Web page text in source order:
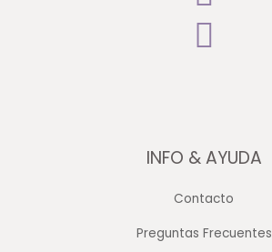
INFO & AYUDA
Contacto
Preguntas Frecuentes